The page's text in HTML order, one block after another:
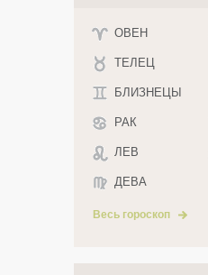
ОВЕН
ТЕЛЕЦ
БЛИЗНЕЦЫ
РАК
ЛЕВ
ДЕВА
Весь гороскоп